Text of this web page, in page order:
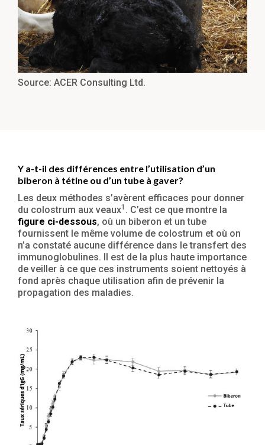
Source: ACER Consulting Ltd.
Y a-t-il des différences entre l’utilisation d’un
biberon à tétine ou d’un tube à gaver?
Les deux méthodes s’avèrent efficaces pour donner
du colostrum aux veaux1 . C’est ce que montre la
figure ci-dessous, où un biberon et un tube
fournissent le même volume de colostrum et où on
n’a constaté aucune différence dans le transfert des
immunoglobulines. Il est de la plus haute importance
de veiller à ce que ces instruments soient nettoyés à
fond après chaque utilisation afin de prévenir la
propagation des maladies.